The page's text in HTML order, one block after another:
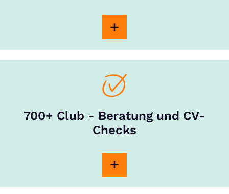
700+ Club - Beratung und CV-
Checks